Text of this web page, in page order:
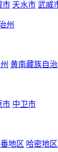
市 天水市 武威
州
黄南藏族自治
市 中卫市
地区 哈密地区